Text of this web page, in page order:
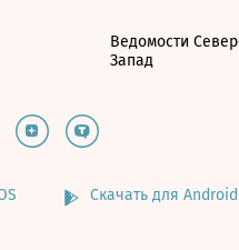
Ведомости
Запад
Скачать для Android